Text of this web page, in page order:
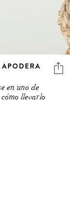
en uno de
llevarlo